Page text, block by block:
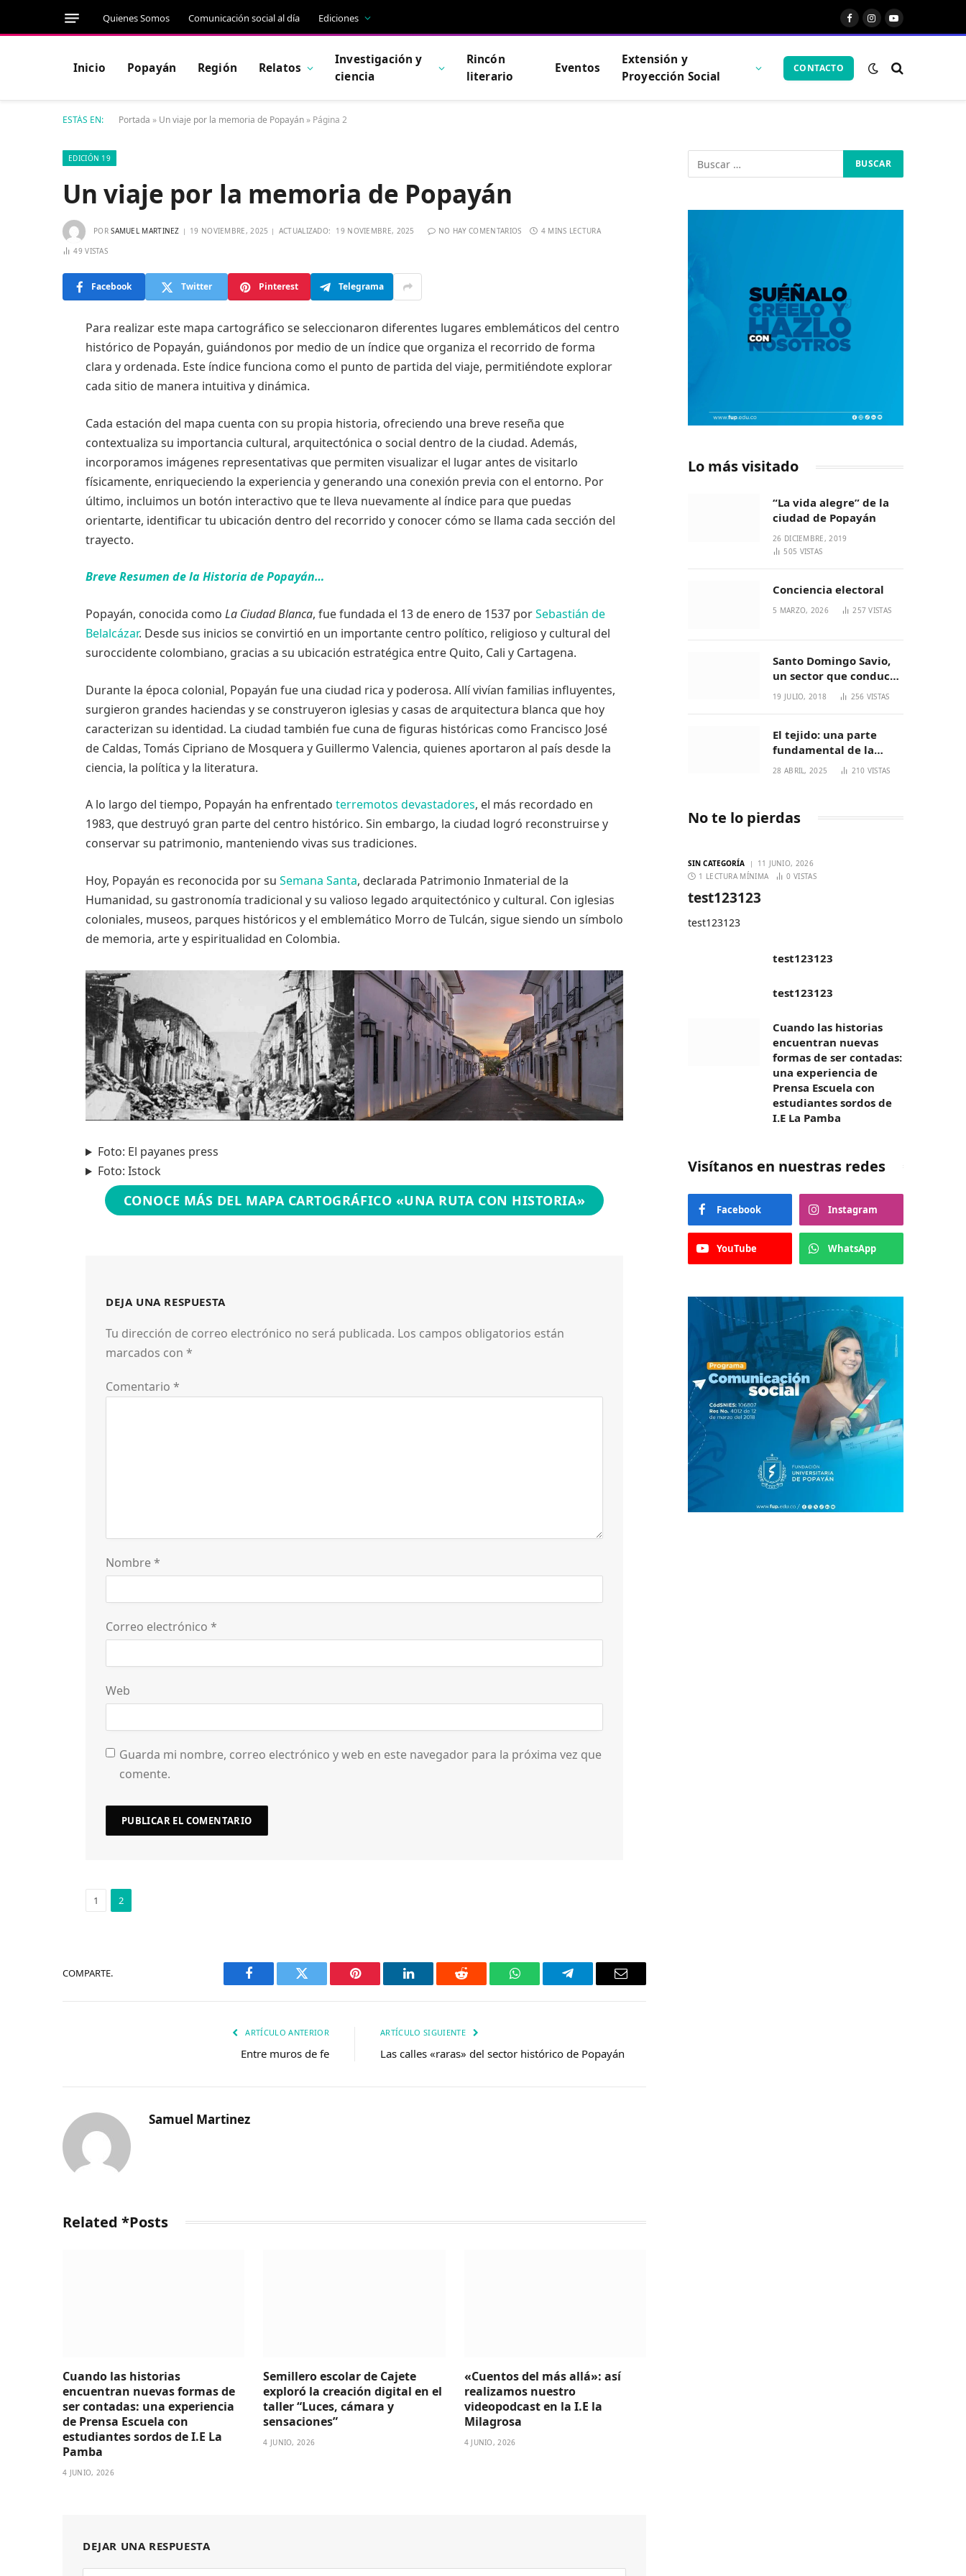
Quienes Somos Comunicación social al día Ediciones FacebookInstagram
YouTube
Inicio Popayán Región Relatos
Investigación y
ciencia
Rincón
literario
Eventos
Extensión y
Proyección Social
CONTACTO
ESTÁS EN: Portada » Un viaje por la memoria de Popayán » Página 2
EDICIÓN 19
Un viaje por la memoria de Popayán
POR SAMUEL MARTINEZ 19 NOVIEMBRE, 2025 ACTUALIZADO: 19 NOVIEMBRE, 2025 NO HAY COMENTARIOS 4 MINS LECTURA
49VISTAS
Facebook Twitter Pinterest Telegrama
Para realizar este mapa cartográfico se seleccionaron diferentes lugares emblemáticos del centro
histórico de Popayán, guiándonos por medio de un índice que organiza el recorrido de forma
clara y ordenada. Este índice funciona como el punto de partida del viaje, permitiéndote explorar
cada sitio de manera intuitiva y dinámica.
Cada estación del mapa cuenta con su propia historia, ofreciendo una breve reseña que
contextualiza su importancia cultural, arquitectónica o social dentro de la ciudad. Además,
incorporamos imágenes representativas que permiten visualizar el lugar antes de visitarlo
físicamente, enriqueciendo la experiencia y generando una conexión previa con el entorno. Por
último, incluimos un botón interactivo que te lleva nuevamente al índice para que puedas
orientarte, identificar tu ubicación dentro del recorrido y conocer cómo se llama cada sección del
trayecto.
Breve Resumen de la Historia de Popayán…
Popayán, conocida como La Ciudad Blanca, fue fundada el 13 de enero de 1537 porSebastián de
Belalcázar. Desde sus inicios se convirtió en un importante centro político, religioso y cultural del
suroccidente colombiano, gracias a su ubicación estratégica entre Quito, Cali y Cartagena.
Durante la época colonial, Popayán fue una ciudad rica y poderosa. Allí vivían familias influyentes,
surgieron grandes haciendas y se construyeron iglesias y casas de arquitectura blanca que hoy
caracterizan su identidad. La ciudad también fue cuna de figuras históricas como Francisco José
de Caldas, Tomás Cipriano de Mosquera y Guillermo Valencia, quienes aportaron al país desde la
ciencia, la política y la literatura.
A lo largo del tiempo, Popayán ha enfrentado terremotos devastadores, el más recordado en
1983, que destruyó gran parte del centro histórico. Sin embargo, la ciudad logró reconstruirse y
conservar su patrimonio, manteniendo vivas sus tradiciones.
Hoy, Popayán es reconocida por su Semana Santa, declarada Patrimonio Inmaterial de la
Humanidad, su gastronomía tradicional y su valioso legado arquitectónico y cultural. Con iglesias
coloniales, museos, parques históricos y el emblemático Morro de Tulcán, sigue siendo un símbolo
de memoria, arte y espiritualidad en Colombia.
Foto: El payanes press
Foto: Istock
CONOCE MÁS DEL MAPA CARTOGRÁFICO «UNA RUTA CON HISTORIA»
DEJA UNA RESPUESTA
Tu dirección de correo electrónico no será publicada. Los campos obligatorios están
marcados con *
Comentario *
Nombre*
Correo electrónico *
Web
Guarda mi nombre, correo electrónico y web en este navegador para la próxima vez que
comente.
1 2
COMPARTE.
Facebook Twitter Pinterest LinkedIn Reddit WhatsAppTelegramaCorreo
ARTÍCULO ANTERIOR
Entre muros de fe
ARTÍCULO SIGUIENTE
Las calles «raras» del sector histórico de Popayán
Samuel Martinez
Related *Posts
Cuando las historias
encuentran nuevas formas de
ser contadas: una experiencia
de Prensa Escuela con
estudiantes sordos de I.E La
Pamba
4 JUNIO, 2026
Semillero escolar de Cajete
exploró la creación digital en el
taller “Luces, cámara y
sensaciones”
4 JUNIO, 2026
«Cuentos del más allá»: así
realizamos nuestro
videopodcast en la I.E la
Milagrosa
4 JUNIO, 2026
DEJAR UNA RESPUESTA
Lo más visitado
“La vida alegre” de la
ciudad de Popayán
26 DICIEMBRE, 2019
505 VISTAS
Conciencia electoral
5 MARZO, 2026 257VISTAS
Santo Domingo Savio,
un sector que conduce
a generaciones
increíbles
19 JULIO, 2018 256 VISTAS
El tejido: una parte
fundamental de la
cultura Nasa
28 ABRIL, 2025 210 VISTAS
No te lo pierdas
SIN CATEGORÍA
11 JUNIO, 2026
1 LECTURA MÍNIMA
0VISTAS
test123123
test123123
test123123
test123123
Cuando las historias
encuentran nuevas
formas de ser contadas:
una experiencia de
Prensa Escuela con
estudiantes sordos de
I.E La Pamba
Visítanos en nuestras redes
Facebook Instagram
YouTube WhatsApp